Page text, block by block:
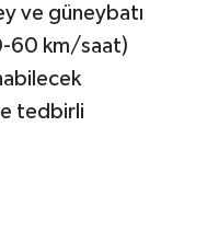
ve güneybatı
60 km/saat)
tedbirli